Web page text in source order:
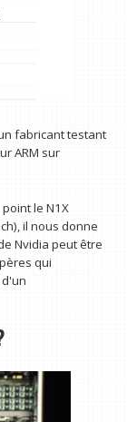
fabricant testant
ARM sur
le N1X
il nous donne
Nvidia peut être
qui